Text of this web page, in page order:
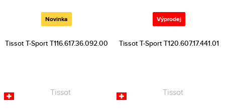
Novinka
Tissot T-Sport T116.617.36.092.00
Výprodej
Tissot T-Sport T120.607.17.441.01